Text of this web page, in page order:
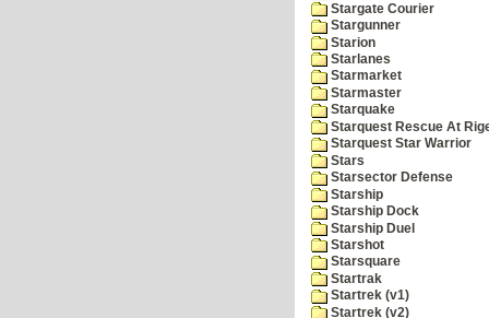
Stargate Courier
Stargunner
Starion
Starlanes
Starmarket
Starmaster
Starquake
Starquest Rescue At
Starquest Star Warrior
Stars
Starsector Defense
Starship
Starship Dock
Starship Duel
Starshot
Starsquare
Startrak
Startrek (v1)
Startrek (v2)